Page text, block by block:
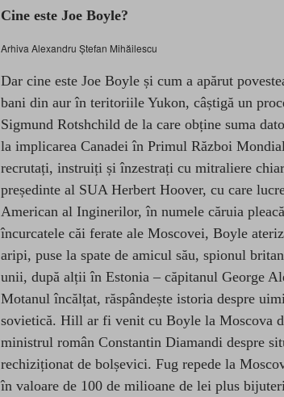
Cine este Joe Boyle?
Arhiva Alexandru Ștefan Mihăilescu
Dar cine este Joe Boyle și cum a apărut
bani din aur în teritoriile Yukon, câștigă un
Sigmund Rotshchild de la care obține suma
la implicarea Canadei în Primul Război
recrutați, instruiți și înzestrați cu mitraliere
președinte al SUA Herbert Hoover, cu care
American al Inginerilor, în numele căruia
încurcatele căi ferate ale Moscovei, Boyle
aripi, puse la spate de amicul său, spionul
unii, după alții în Estonia – căpitanul George
Motanul încălțat, răspândește istoria despre
sovietică. Hill ar fi venit cu Boyle la Moscova
ministrul român Constantin Diamandi despre
rechiziționat de bolșevici. Fug repede la
în valoare de 100 de milioane de lei plus